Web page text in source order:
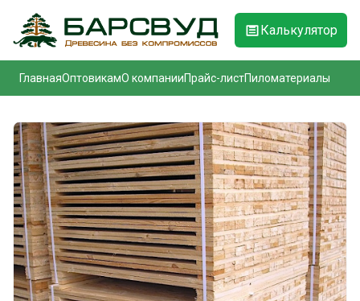
Калькулятор
ГлавнаяОптовикамО компанииПрайс-листПиломатериалы